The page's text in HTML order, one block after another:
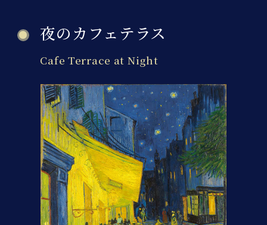
夜のカフェテラス
Cafe Terrace at Night